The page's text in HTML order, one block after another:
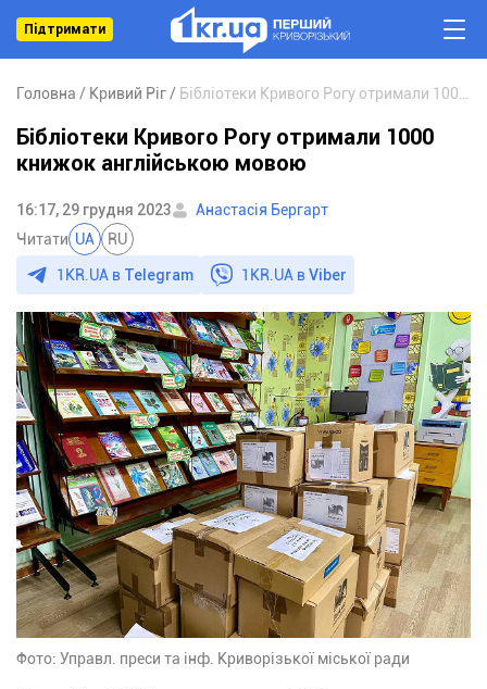
Підтримати
Головна Кривий Ріг
Бібліотеки Кривого Рогу отримали 1000
книжок англійською мовою
16:17, 29 грудня 2023
Анастасія Бергарт
Читати UA RU
1KR.UA в Telegram 1KR.UA вViber
Фото: Управл. преси та інф. Криворізької міської ради